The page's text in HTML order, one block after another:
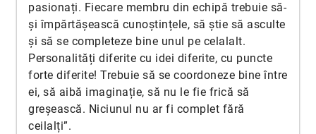
pasionați. Fiecare membru din echipă trebuie să-
și împărtășească cunoștințele, să știe să asculte
și să se completeze bine unul pe celalalt.
Personalități diferite cu idei diferite, cu puncte
forte diferite! Trebuie să se coordoneze bine între
ei, să aibă imaginație, să nu le fie frică să
greșească. Niciunul nu ar fi complet fără
ceilalți”.